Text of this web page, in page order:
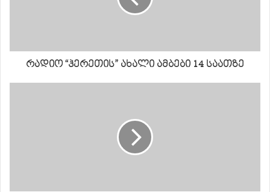
რადიო “ჰერეთის” ახალი ამბები 14 საათზე